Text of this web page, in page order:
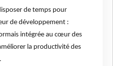
de temps pour
de développement :
intégrée au cœur des
la productivité des